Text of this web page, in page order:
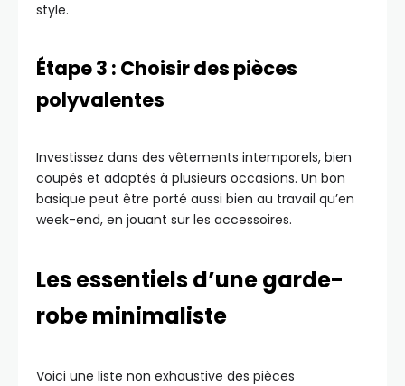
style.
Étape 3 : Choisir des pièces
polyvalentes
Investissez dans des vêtements intemporels, bien
coupés et adaptés à plusieurs occasions. Un bon
basique peut être porté aussi bien au travail qu’en
week-end, en jouant sur les accessoires.
Les essentiels d’une garde-
robe minimaliste
Voici une liste non exhaustive des pièces